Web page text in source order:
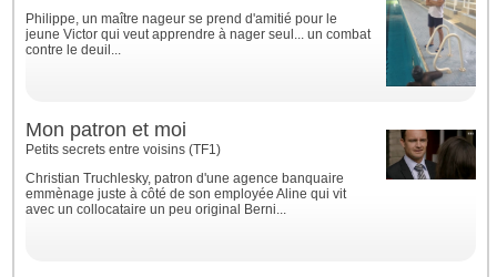
Philippe, un maître nageur se prend d'amitié pour le
jeune Victor qui veut apprendre à nager seul... un combat
contre le deuil...
Mon patron et moi
Petits secrets entre voisins (TF1)
Christian Truchlesky, patron d'une agence banquaire
emmènage juste à côté de son employée Aline qui vit
avec un collocataire un peu original Berni...